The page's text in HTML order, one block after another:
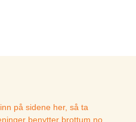
på sidene her, så ta
benytter brottum.no